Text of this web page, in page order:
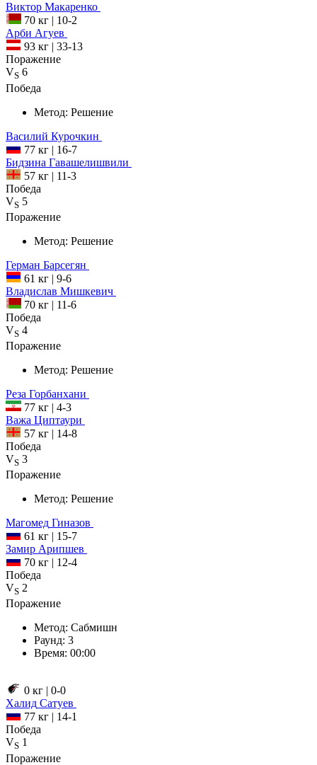
Виктор Макаренко
70 кг | 10-2
Арби Агуев
93 кг | 33-13
Поражение
VS 6
Победа
Метод: Решение
Василий Курочкин
77 кг | 16-7
Бидзина Гавашелишвили
57 кг | 11-3
Победа
VS 5
Поражение
Метод: Решение
Герман Барсегян
61 кг | 9-6
Владислав Мишкевич
70 кг | 11-6
Победа
VS 4
Поражение
Метод: Решение
Реза Горбанхани
77 кг | 4-3
Важа Циптаури
57 кг | 14-8
Победа
VS 3
Поражение
Метод: Решение
Магомед Гиназов
61 кг | 15-7
Замир Арипшев
70 кг | 12-4
Победа
VS 2
Поражение
Метод: Сабмишн
Раунд: 3
Время: 00:00
0 кг | 0-0
Халид Сатуев
77 кг | 14-1
Победа
VS 1
Поражение